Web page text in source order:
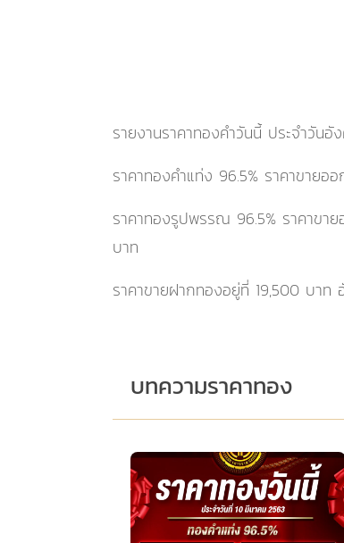
รายงานราคาทองคำวันนี้ ประจำวันอั
ราคาทองคำแท่ง 96.5% ราคาขายอ
ราคาทองรูปพรรณ 96.5% ราคาขาย
บาท
ราคาขายฝากทองอยู่ที่ 19,500 บาท
บทความราคาทอง